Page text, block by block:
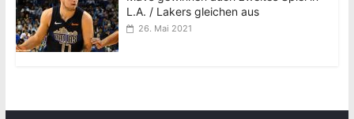
L.A. / Lakers gleichen aus
26. Mai 2021